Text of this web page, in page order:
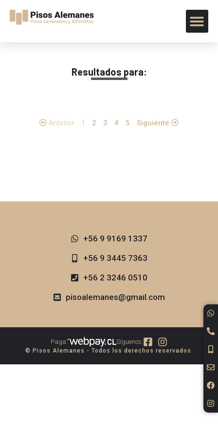
Resultados para:
Anterior 1 2 3 4 5 Siguiente
+56 9 9169 1337​
+56 9 3445 7363
+56 2 3246 0510
pisoalemanes@gmail.com
Paga: Síguenos:
© Pisos Alemanes - Todos los derechos reservados.